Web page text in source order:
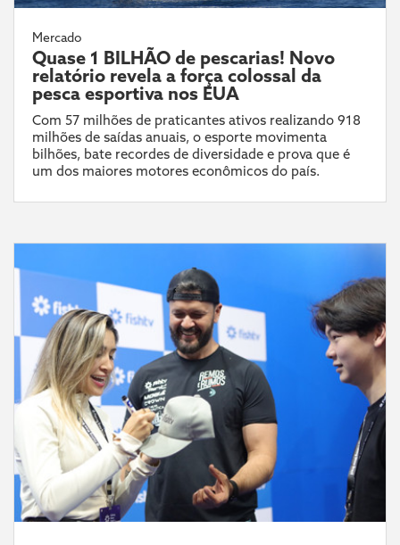
Mercado
Quase 1 BILHÃO de pescarias! Novo
relatório revela a força colossal da
pesca esportiva nos EUA
Com 57 milhões de praticantes ativos realizando 918
milhões de saídas anuais, o esporte movimenta
bilhões, bate recordes de diversidade e prova que é
um dos maiores motores econômicos do país.